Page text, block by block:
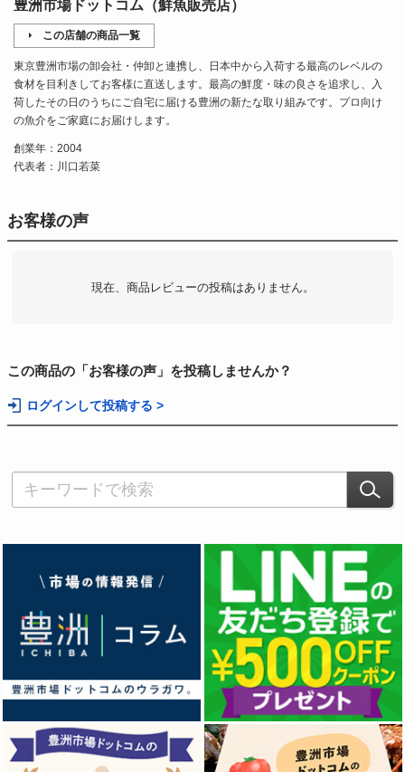
豊洲市場ドットコム（鮮魚販売店）
この店舗の商品一覧
東京豊洲市場の卸会社・仲卸と連携し、日本中から入荷する最高のレベルの
食材を目利きしてお客様に直送します。最高の鮮度・味の良さを追求し、入
荷したその日のうちにご自宅に届ける豊洲の新たな取り組みです。プロ向け
の魚介をご家庭にお届けします。
創業年：2004
代表者：川口若菜
お客様の声
現在、商品レビューの投稿はありません。
この商品の「お客様の声」を投稿しませんか？
ログインして投稿する >